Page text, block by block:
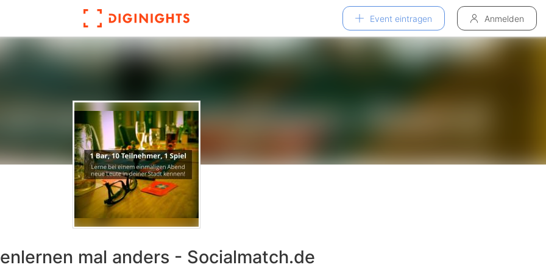
Event eintragen Anmelden
mal anders - Socialmatch.de